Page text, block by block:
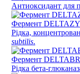
Антиоксидант для
Фермент
Рідка,
subtilis.
Фермент
Рідка бета-